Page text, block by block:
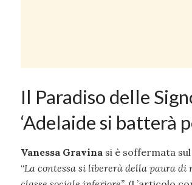
Il Paradiso delle
‘Adelaide si batterà
Vanessa Gravina si è soffermata
“La contessa si libererà della paura di